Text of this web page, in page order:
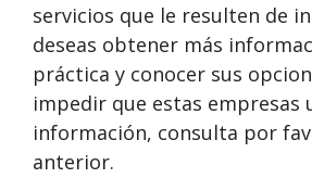
servicios que le resulten de
deseas obtener más
práctica y conocer sus
impedir que estas empresas
información, consulta por
anterior.